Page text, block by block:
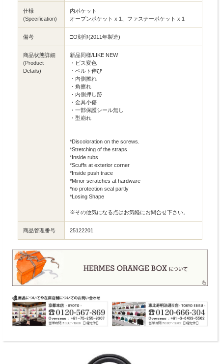
仕様
(Specification)
内ポケット
オープンポケット x 1、ファスナーポケット x 1
備考 □O刻印(2011年製造)
商品状態詳細
(Product
Details)
新品同様/LIKE NEW
・ビス変色
・ベルト伸び
・内側擦れ
・角擦れ
・内側押し跡
・金具小傷
・一部保護シール無し
・型崩れ
*Discoloration on the screws.
*Stretching of the straps.
*Inside rubs
*Scuffs at exterior corner
*Inside push trace
*Minor scratches at hardware
*no protection seal partly
*Losing Shape
※その他気になる点はお気軽にお問合せ下さい。
商品管理番号 25122201